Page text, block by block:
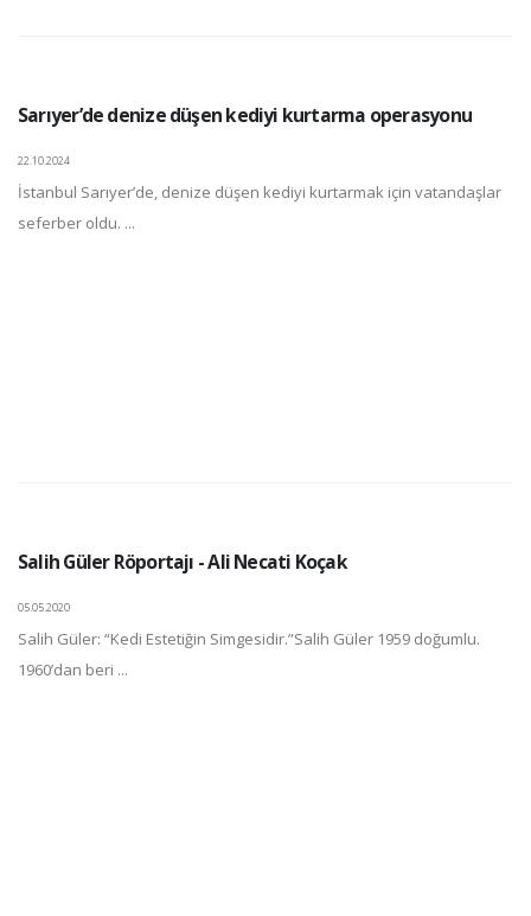
Sarıyer’de denize düşen kediyi kurtarma operasyonu
22.10.2024
İstanbul Sarıyer’de, denize düşen kediyi kurtarmak için vatandaşlar
seferber oldu. ...
Salih Güler Röportajı - Ali Necati Koçak
05.05.2020
Salih Güler: “Kedi Estetiğin Simgesidir.”Salih Güler 1959 doğumlu.
1960’dan beri ...